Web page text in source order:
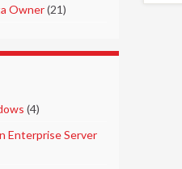
Owner(21)
(4)
Enterprise Server